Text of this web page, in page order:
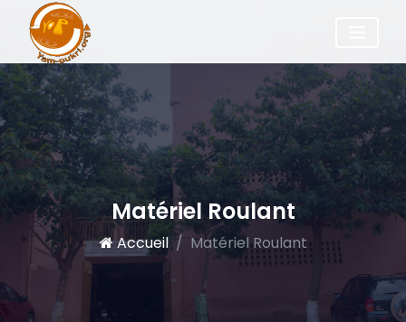
Matériel Roulant
Accueil Matériel Roulant